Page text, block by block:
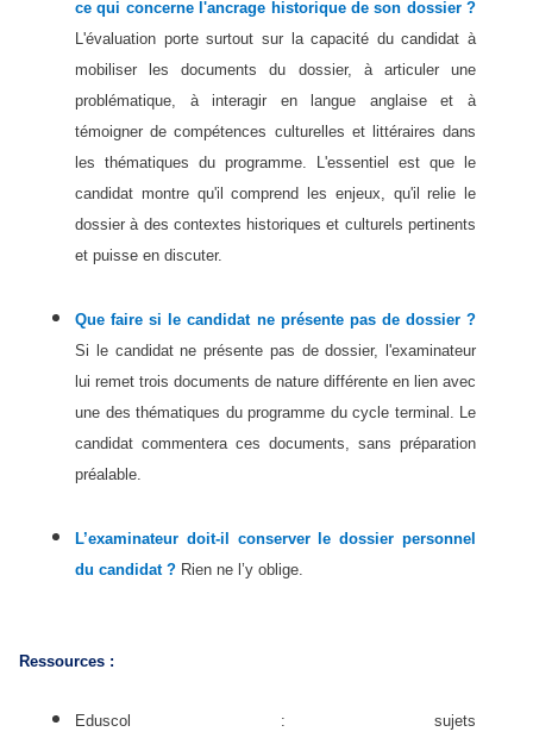
ce qui concerne l'ancrage historique de son dossier ?
L'évaluation porte surtout sur la capacité du candidat à
mobiliser les documents du dossier, à articuler une
problématique, à interagir en langue anglaise et à
témoigner de compétences culturelles et littéraires dans
les thématiques du programme. L'essentiel est que le
candidat montre qu'il comprend les enjeux, qu'il relie le
dossier à des contextes historiques et culturels pertinents
et puisse en discuter.
Que faire si le candidat ne présente pas de dossier ?
Si le candidat ne présente pas de dossier, l'examinateur
lui remet trois documents de nature différente en lien avec
une des thématiques du programme du cycle terminal. Le
candidat commentera ces documents, sans préparation
préalable.
L’examinateur doit-il conserver le dossier personnel
du candidat ? Rien ne l’y oblige.
Ressources :
Eduscol : sujets